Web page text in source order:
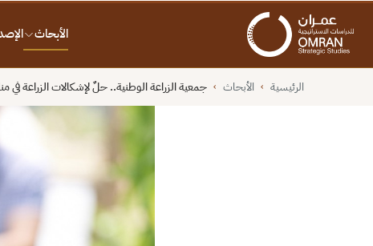
الأبحاث
الرئيسية › الأبحاث › جمعية الزراعة الوطنية.. حلٌ لإشكالات الزراعة في